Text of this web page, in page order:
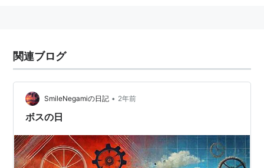
関連ブログ
SmileNegamiの日記 • 2年前
ボスの日